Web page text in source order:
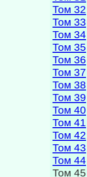
Том 32
Том 33
Том 34
Том 35
Том 36
Том 37
Том 38
Том 39
Том 40
Том 41
Том 42
Том 43
Том 44
Том 45